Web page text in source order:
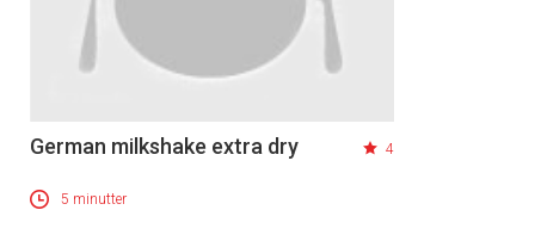
German milkshake extra dry 4
5 minutter